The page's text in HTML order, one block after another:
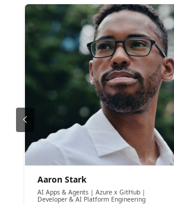
Aaron Stark
AI Apps & Agents | Azure x GitHub |
Developer & AI Platform Engineering